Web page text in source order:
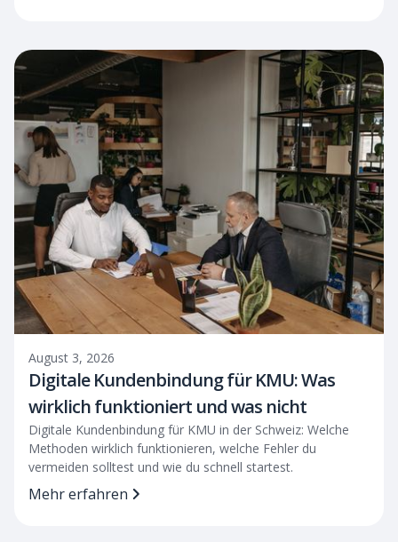
August 3, 2026
Digitale Kundenbindung für KMU: Was
wirklich funktioniert und was nicht
Digitale Kundenbindung für KMU in der Schweiz: Welche
Methoden wirklich funktionieren, welche Fehler du
vermeiden solltest und wie du schnell startest.
Mehr erfahren